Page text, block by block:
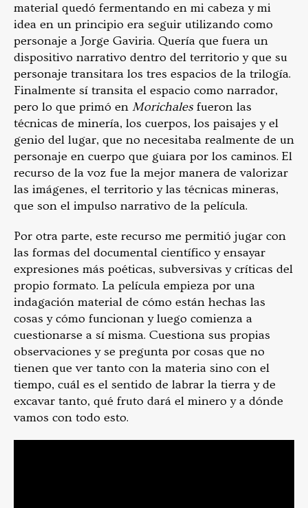
material quedó fermentando en mi cabeza y mi
idea en un principio era seguir utilizando como
personaje a Jorge Gaviria. Quería que fuera un
dispositivo narrativo dentro del territorio y que su
personaje transitara los tres espacios de la trilogía.
Finalmente sí transita el espacio como narrador,
pero lo que primó en Morichales fueron las
técnicas de minería, los cuerpos, los paisajes y el
genio del lugar, que no necesitaba realmente de un
personaje en cuerpo que guiara por los caminos. El
recurso de la voz fue la mejor manera de valorizar
las imágenes, el territorio y las técnicas mineras,
que son el impulso narrativo de la película.
Por otra parte, este recurso me permitió jugar con
las formas del documental científico y ensayar
expresiones más poéticas, subversivas y críticas del
propio formato. La película empieza por una
indagación material de cómo están hechas las
cosas y cómo funcionan y luego comienza a
cuestionarse a sí misma. Cuestiona sus propias
observaciones y se pregunta por cosas que no
tienen que ver tanto con la materia sino con el
tiempo, cuál es el sentido de labrar la tierra y de
excavar tanto, qué fruto dará el minero y a dónde
vamos con todo esto.